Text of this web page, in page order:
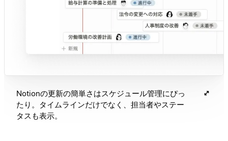
Notionの更新の簡単さはスケジュール管理にぴっ
たり。タイムラインだけでなく、担当者やステー
タスも表示。